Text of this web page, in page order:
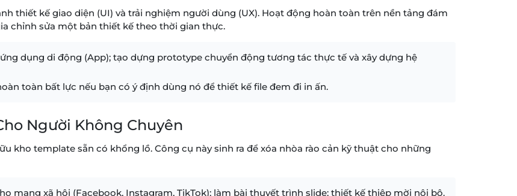
thiết kế giao diện (UI) và trải nghiệm người dùng (UX). Hoạt động hoàn toàn trên nền tảng đám
chỉnh sửa một bản thiết kế theo thời gian thực.
dụng di động (App); tạo dựng prototype chuyển động tương tác thực tế và xây dựng hệ
toàn bất lực nếu bạn có ý định dùng nó để thiết kế file đem đi in ấn.
Người Không Chuyên
kho template sẵn có khổng lồ. Công cụ này sinh ra để xóa nhòa rào cản kỹ thuật cho những
mạng xã hội (Facebook, Instagram, TikTok); làm bài thuyết trình slide; thiết kế thiệp mời nội bộ.